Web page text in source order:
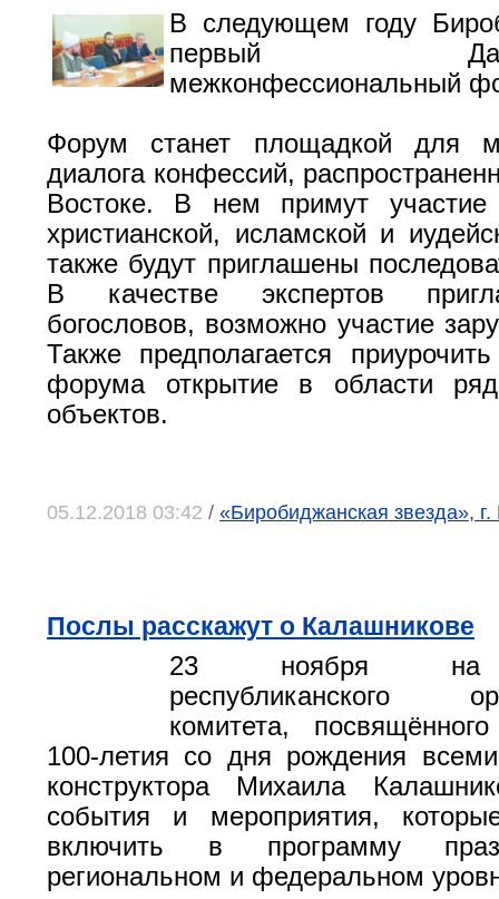
В следующем году
первый
межконфессиональный
Форум станет площадкой для
диалога конфессий,
Востоке. В нем примут участие
христианской, исламской и
также будут приглашены
В качестве экспертов
богословов, возможно участие
Также предполагается
форума открытие в области
объектов.
05.12.2018 03:42 / «Биробиджанская звезда»,
Послы расскажут о Калашникове
23 ноября на
республиканского
комитета,
100-летия со дня рождения
конструктора Михаила
события и мероприятия,
включить в программу
региональном и федеральном